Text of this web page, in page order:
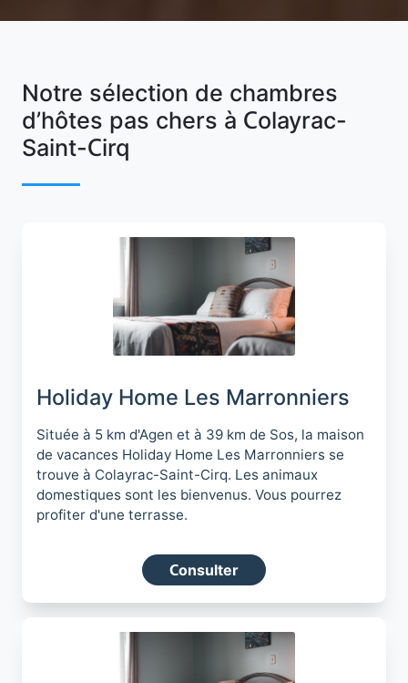
Notre sélection de chambres
d’hôtes pas chers à Colayrac-
Saint-Cirq
Holiday Home Les Marronniers
Située à 5 km d'Agen et à 39 km de Sos, la maison
de vacances Holiday Home Les Marronniers se
trouve à Colayrac-Saint-Cirq. Les animaux
domestiques sont les bienvenus. Vous pourrez
profiter d'une terrasse.
Consulter